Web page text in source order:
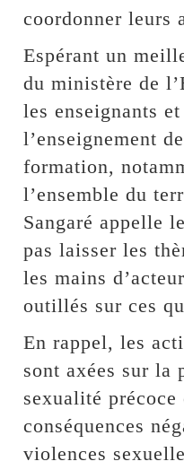
coordonner leurs
Espérant un
du ministère de
les enseignants
l’enseignement
formation,
l’ensemble du
Sangaré appelle
pas laisser les
les mains
outillés sur ces
En rappel, les
sont axées sur la
sexualité précoce
conséquences
violences